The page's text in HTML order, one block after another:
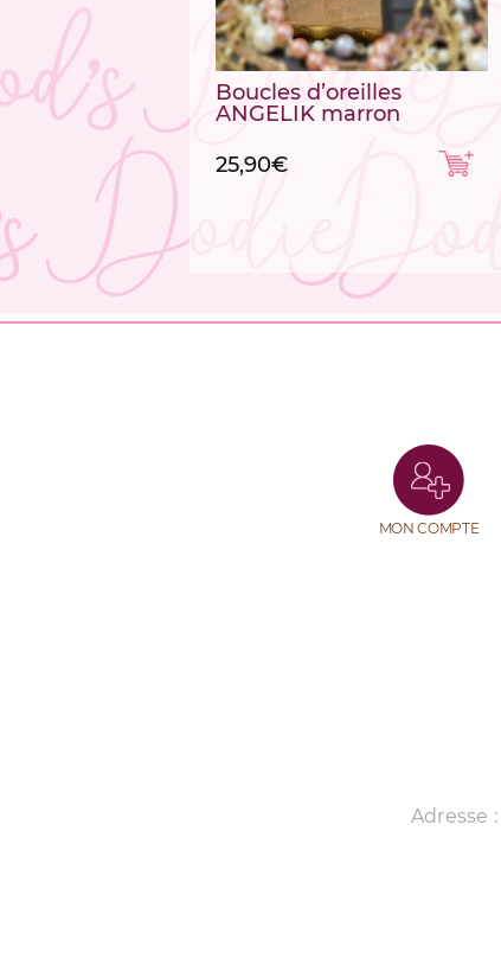
Boucles d’oreilles
ANGELIK marron
25,90€
MON COMPTE
Adresse